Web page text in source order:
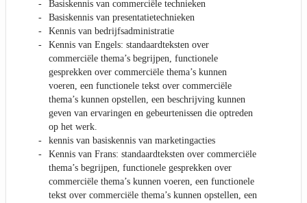
Basiskennis van commerciële technieken
Basiskennis van presentatietechnieken
Kennis van bedrijfsadministratie
Kennis van Engels: standaardteksten over
commerciële thema’s begrijpen, functionele
gesprekken over commerciële thema’s kunnen
voeren, een functionele tekst over commerciële
thema’s kunnen opstellen, een beschrijving kunnen
geven van ervaringen en gebeurtenissen die optreden
op het werk.
kennis van basiskennis van marketingacties
Kennis van Frans: standaardteksten over commerciële
thema’s begrijpen, functionele gesprekken over
commerciële thema’s kunnen voeren, een functionele
tekst over commerciële thema’s kunnen opstellen, een